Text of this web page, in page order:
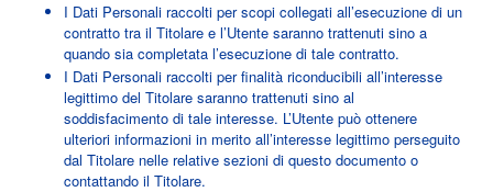
I Dati Personali raccolti per scopi collegati all’esecuzione di un
contratto tra il Titolare e l’Utente saranno trattenuti sino a
quando sia completata l’esecuzione di tale contratto.
I Dati Personali raccolti per finalità riconducibili all’interesse
legittimo del Titolare saranno trattenuti sino al
soddisfacimento di tale interesse. L’Utente può ottenere
ulteriori informazioni in merito all’interesse legittimo perseguito
dal Titolare nelle relative sezioni di questo documento o
contattando il Titolare.